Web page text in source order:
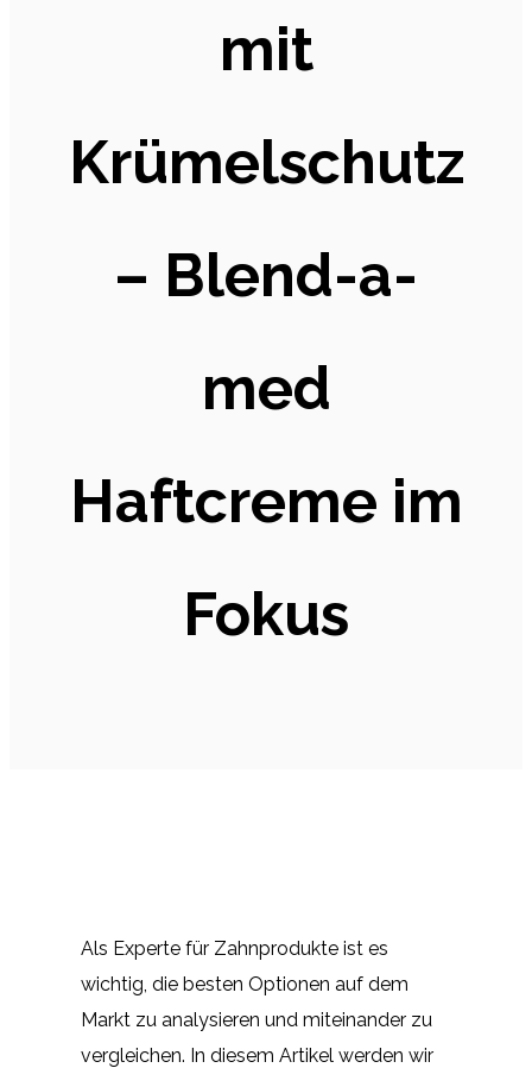
mit
Krümelschutz
– Blend-a-
med
Haftcreme im
Fokus
Als Experte für Zahnprodukte ist es
wichtig, die besten Optionen auf dem
Markt zu analysieren und miteinander zu
vergleichen. In diesem Artikel werden wir